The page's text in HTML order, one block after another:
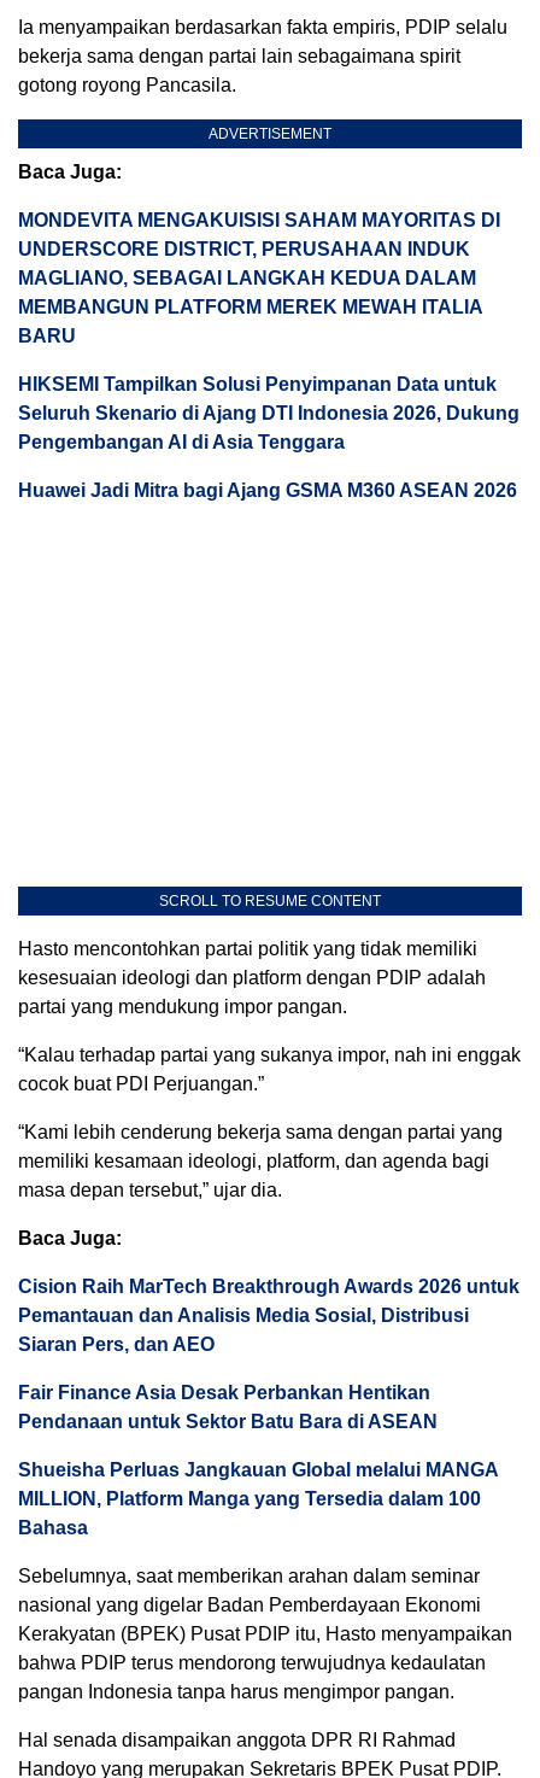
Ia menyampaikan berdasarkan fakta empiris, PDIP selalu
bekerja sama dengan partai lain sebagaimana spirit
gotong royong Pancasila.
ADVERTISEMENT
Baca Juga:
MONDEVITA MENGAKUISISI SAHAM MAYORITAS DI
UNDERSCORE DISTRICT, PERUSAHAAN INDUK
MAGLIANO, SEBAGAI LANGKAH KEDUA DALAM
MEMBANGUN PLATFORM MEREK MEWAH ITALIA
BARU
HIKSEMI Tampilkan Solusi Penyimpanan Data untuk
Seluruh Skenario di Ajang DTI Indonesia 2026, Dukung
Pengembangan AI di Asia Tenggara
Huawei Jadi Mitra bagi Ajang GSMA M360 ASEAN 2026
SCROLL TO RESUME CONTENT
Hasto mencontohkan partai politik yang tidak memiliki
kesesuaian ideologi dan platform dengan PDIP adalah
partai yang mendukung impor pangan.
“Kalau terhadap partai yang sukanya impor, nah ini enggak
cocok buat PDI Perjuangan.”
“Kami lebih cenderung bekerja sama dengan partai yang
memiliki kesamaan ideologi, platform, dan agenda bagi
masa depan tersebut,” ujar dia.
Baca Juga:
Cision Raih MarTech Breakthrough Awards 2026 untuk
Pemantauan dan Analisis Media Sosial, Distribusi
Siaran Pers, dan AEO
Fair Finance Asia Desak Perbankan Hentikan
Pendanaan untuk Sektor Batu Bara di ASEAN
Shueisha Perluas Jangkauan Global melalui MANGA
MILLION, Platform Manga yang Tersedia dalam 100
Bahasa
Sebelumnya, saat memberikan arahan dalam seminar
nasional yang digelar Badan Pemberdayaan Ekonomi
Kerakyatan (BPEK) Pusat PDIP itu, Hasto menyampaikan
bahwa PDIP terus mendorong terwujudnya kedaulatan
pangan Indonesia tanpa harus mengimpor pangan.
Hal senada disampaikan anggota DPR RI Rahmad
Handoyo yang merupakan Sekretaris BPEK Pusat PDIP.